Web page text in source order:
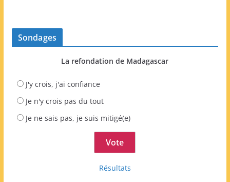
Sondages
La refondation de Madagascar
J'y crois, j'ai confiance
Je n'y crois pas du tout
Je ne sais pas, je suis mitigé(e)
Résultats